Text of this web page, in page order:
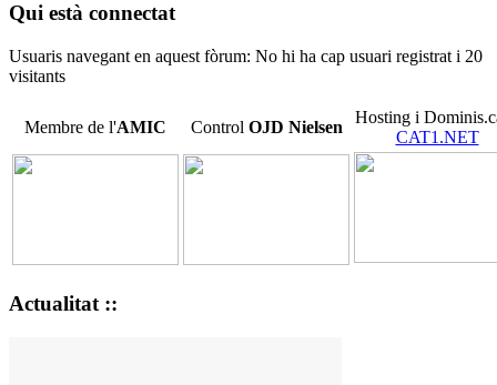
Qui està connectat
Usuaris navegant en aquest fòrum: No hi ha cap usuari registrat i 20
visitants
Membre de l'AMIC Control OJD Nielsen
Hosting i
CAT1.NET
Actualitat ::